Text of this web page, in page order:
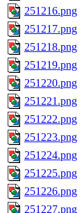
251216.png
251217.png
251218.png
251219.png
251220.png
251221.png
251222.png
251223.png
251224.png
251225.png
251226.png
251227.png